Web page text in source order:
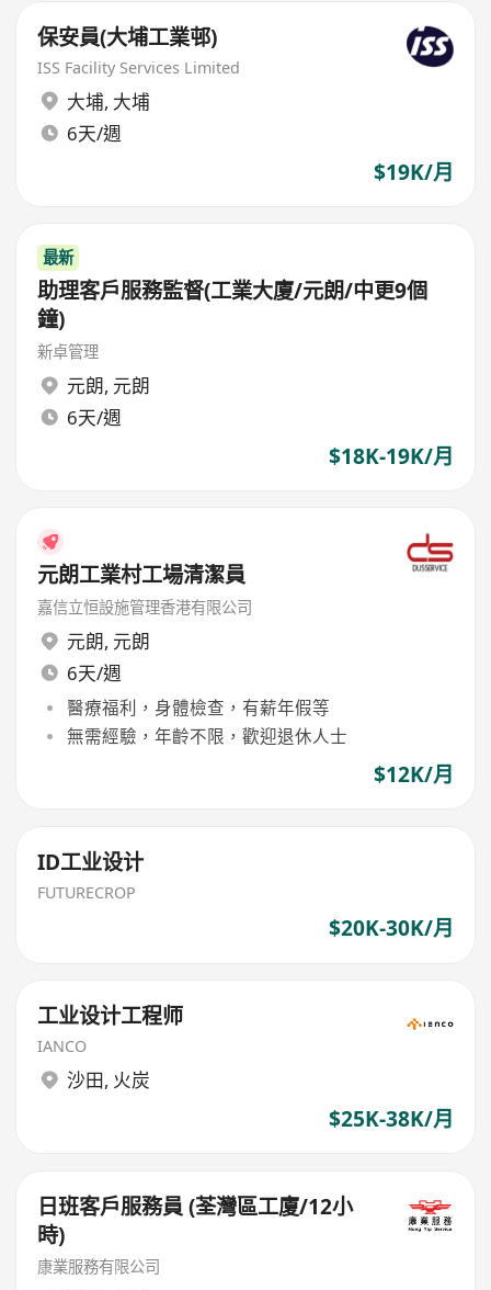
保安員(大埔工業邨)
ISS Facility Services Limited
大埔, 大埔
6天/週
$19K/月
最新
助理客戶服務監督(工業大廈/元朗/中更9個
鐘)
新卓管理
元朗, 元朗
6天/週
$18K-19K/月
元朗工業村工場清潔員
嘉信立恒設施管理香港有限公司
元朗, 元朗
6天/週
醫療福利，身體檢查，有薪年假等
無需經驗，年齡不限，歡迎退休人士
$12K/月
ID工业设计
FUTURECROP
$20K-30K/月
工业设计工程师
IANCO
沙田, 火炭
$25K-38K/月
日班客戶服務員 (荃灣區工廈/12小
時)
康業服務有限公司